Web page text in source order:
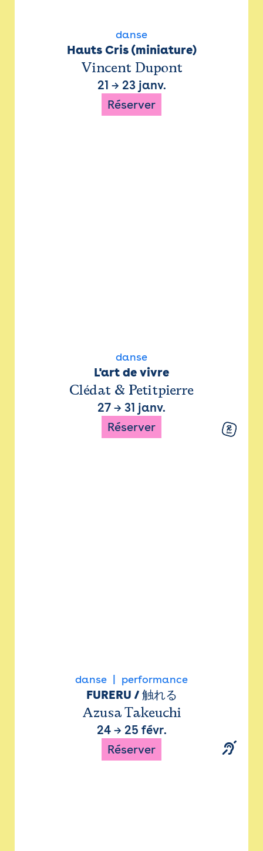
danse
Hauts Cris (miniature)
Vincent Dupont
21 → 23 janv.
Réserver
danse
L'art de vivre
Clédat & Petitpierre
27 → 31 janv.
Réserver
danse performance
FURERU / 触れる
Azusa Takeuchi
24→ 25 févr.
Réserver